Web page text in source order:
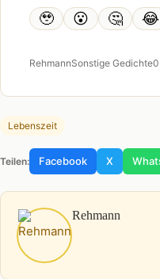
🥹 😮 🤔 😂
RehmannSonstige Gedichte
Lebenszeit
Teilen: Facebook X
Rehmann